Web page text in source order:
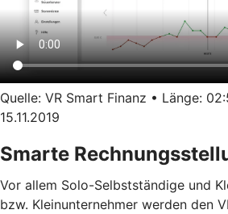
Quelle: VR Smart Finanz • Länge:
15.11.2019
Smarte
Vor allem Solo-Selbstständige und
bzw. Kleinunternehmer werden den